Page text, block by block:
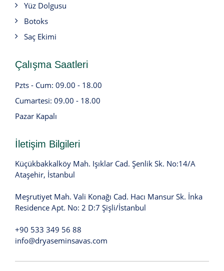
Yüz Dolgusu
Botoks
Saç Ekimi
Çalışma Saatleri
Pzts - Cum: 09.00 - 18.00
Cumartesi: 09.00 - 18.00
Pazar Kapalı
İletişim Bilgileri
Küçükbakkalköy Mah. Işıklar Cad. Şenlik Sk. No:14/A
Ataşehir, İstanbul
Meşrutiyet Mah. Vali Konağı Cad. Hacı Mansur Sk. İnka
Residence Apt. No: 2 D:7 Şişli/İstanbul
+90 533 349 56 88
info@dryaseminsavas.com